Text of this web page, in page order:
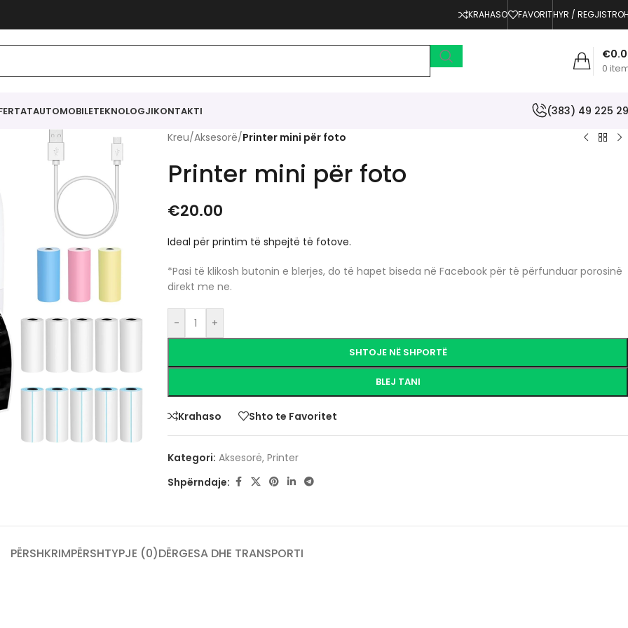
KRAHASO FAVORITHYR /
0
€
AUTOMOBILETEKNOLOGJIKONTAKTI (383) 49 225
Kreu/Aksesorë/Printer mini për foto
Printer mini për foto
€20.00
Ideal për printim të shpejtë të fotove.
*Pasi të klikosh butonin e blerjes, do të hapet biseda në Facebook për të përfunduar porosinë
direkt me ne.
- +
SHTOJE NË SHPORTË
BLEJ TANI
Krahaso Shto te Favoritet
Kategori: Aksesorë, Printer
Shpërndaje:
PËRSHKRIMPËRSHTYPJE (0)DËRGESA DHE TRANSPORTI